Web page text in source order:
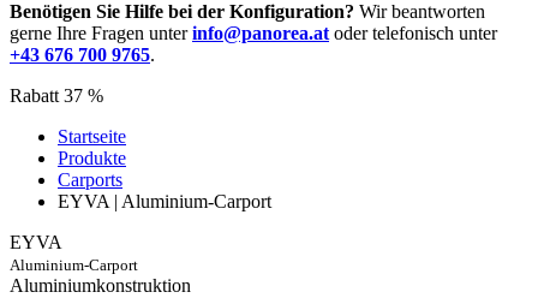
Benötigen Sie Hilfe bei der Konfiguration? Wir beantworten
gerne Ihre Fragen unterinfo@panorea.at oder telefonisch unter
+43 676 700 9765.
Rabatt 37 %
Startseite
Produkte
Carports
EYVA | Aluminium-Carport
EYVA
Aluminium-Carport
Aluminiumkonstruktion